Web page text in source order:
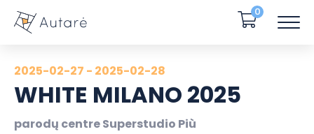
0
2025-02-27 - 2025-02-28
WHITE MILANO 2025
parodų centre Superstudio Più